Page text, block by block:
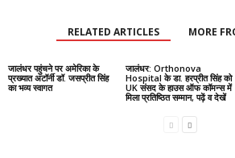
RELATED ARTICLES MORE
जालंधर पहुंचने पर अमेरिका के
प्रख्यात अटॉर्नी डॉ. जसप्रीत सिंह
का भव्य स्वागत
जालंधर: Orthonova
Hospital के डा. हरप्रीत सिंह को
UK संसद के हाउस ऑफ कॉमन्स में
मिला प्रतिष्ठित सम्मान, पढ़ें व देखें